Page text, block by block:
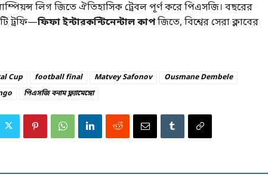
লিগ জিতে ঐতিহাসিক ট্রেবল পূর্ণ করে পিএসজি। বছরের
ট্রফি—ফিফা ইন্টারকন্টিনেন্টাল কাপজিতে, বিশ্বের সেরা ক্লাবের
Cup football final Matvey Safonov
Ousmane Dembele
পিএসজি বনাম ফ্ল্যামেঙ্গো